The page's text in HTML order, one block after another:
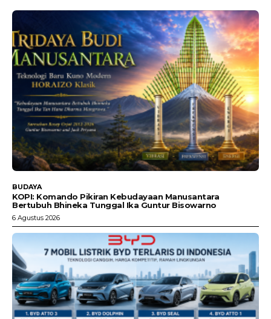
BUDAYA
KOPI: Komando Pikiran Kebudayaan Manusantara
Bertubuh Bhineka Tunggal Ika Guntur Bisowarno
6 Agustus 2026